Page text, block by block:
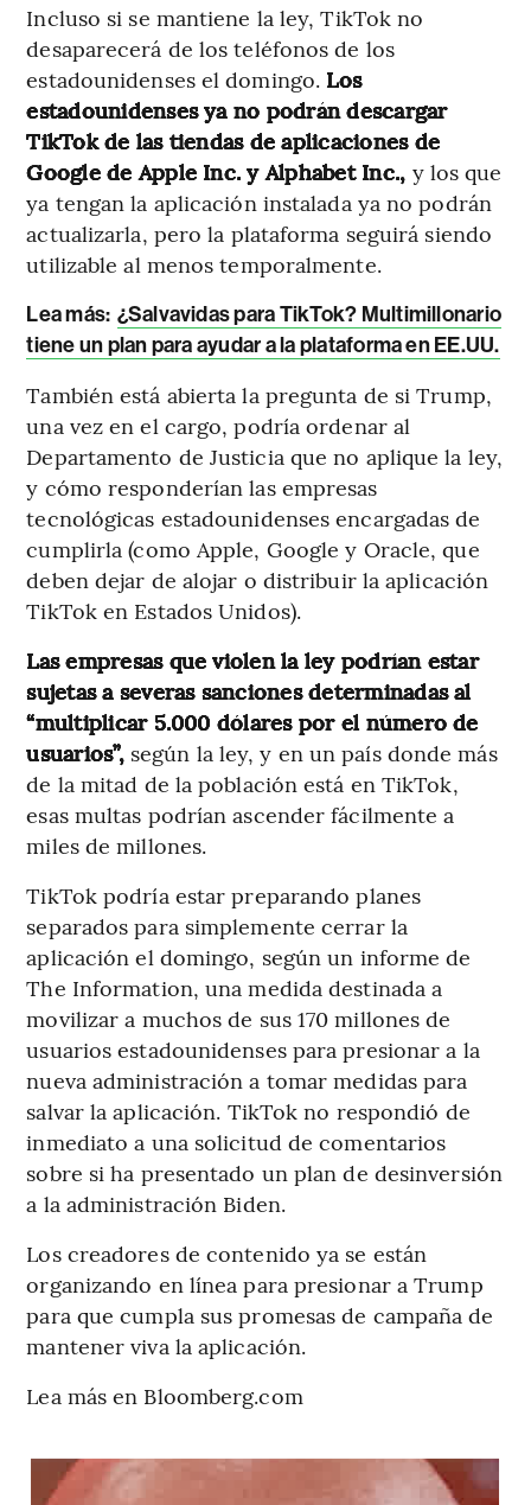
Incluso si se mantiene la ley, TikTok no
desaparecerá de los teléfonos de los
estadounidenses el domingo. Los
estadounidenses ya no podrán descargar
TikTok de las tiendas de aplicaciones de
Google de Apple Inc. y Alphabet Inc., y los que
ya tengan la aplicación instalada ya no podrán
actualizarla, pero la plataforma seguirá siendo
utilizable al menos temporalmente.
Lea más: ¿Salvavidas para TikTok? Multimillonario
tiene un plan para ayudar a la plataforma en EE.UU.
También está abierta la pregunta de si Trump,
una vez en el cargo, podría ordenar al
Departamento de Justicia que no aplique la ley,
y cómo responderían las empresas
tecnológicas estadounidenses encargadas de
cumplirla (como Apple, Google y Oracle, que
deben dejar de alojar o distribuir la aplicación
TikTok en Estados Unidos).
Las empresas que violen la ley podrían estar
sujetas a severas sanciones determinadas al
“multiplicar 5.000 dólares por el número de
usuarios”, según la ley, y en un país donde más
de la mitad de la población está en TikTok,
esas multas podrían ascender fácilmente a
miles de millones.
TikTok podría estar preparando planes
separados para simplemente cerrar la
aplicación el domingo, según un informe de
The Information, una medida destinada a
movilizar a muchos de sus 170 millones de
usuarios estadounidenses para presionar a la
nueva administración a tomar medidas para
salvar la aplicación. TikTok no respondió de
inmediato a una solicitud de comentarios
sobre si ha presentado un plan de desinversión
a la administración Biden.
Los creadores de contenido ya se están
organizando en línea para presionar a Trump
para que cumpla sus promesas de campaña de
mantener viva la aplicación.
Lea más en Bloomberg.com